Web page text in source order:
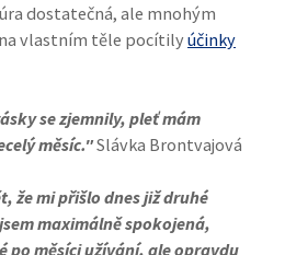
dostatečná, ale mnohým
vlastním těle pocítilyúčinky
se zjemnily, pleť mám
měsíc."Slávka Brontvajová
že mi přišlo dnes již druhé
maximálně spokojená,
po měsíci užívání, ale opravdu